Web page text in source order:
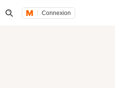
Connexion